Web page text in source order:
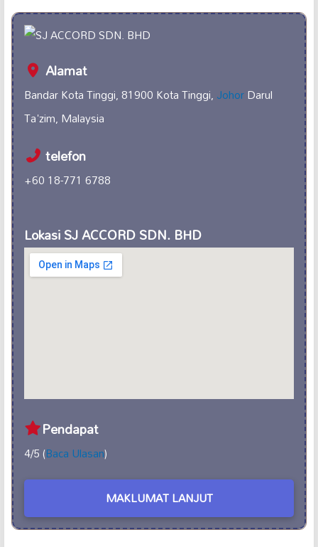
Alamat
Bandar Kota Tinggi, 81900 Kota Tinggi,JohorDarul
Ta'zim, Malaysia
telefon
+60 18-771 6788
Lokasi SJ ACCORD SDN. BHD
Pendapat
4/5 (Baca Ulasan)
MAKLUMAT LANJUT